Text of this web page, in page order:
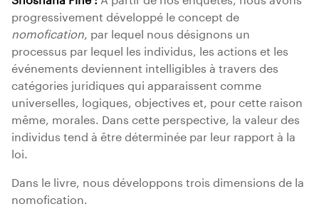
progressivement développé le concept de
nomofication, par lequel nous désignons un
processus par lequel les individus, les actions et les
événements deviennent intelligibles à travers des
catégories juridiques qui apparaissent comme
universelles, logiques, objectives et, pour cette raison
même, morales. Dans cette perspective, la valeur des
individus tend à être déterminée par leur rapport à la
loi.
Dans le livre, nous développons trois dimensions de la
nomofication.